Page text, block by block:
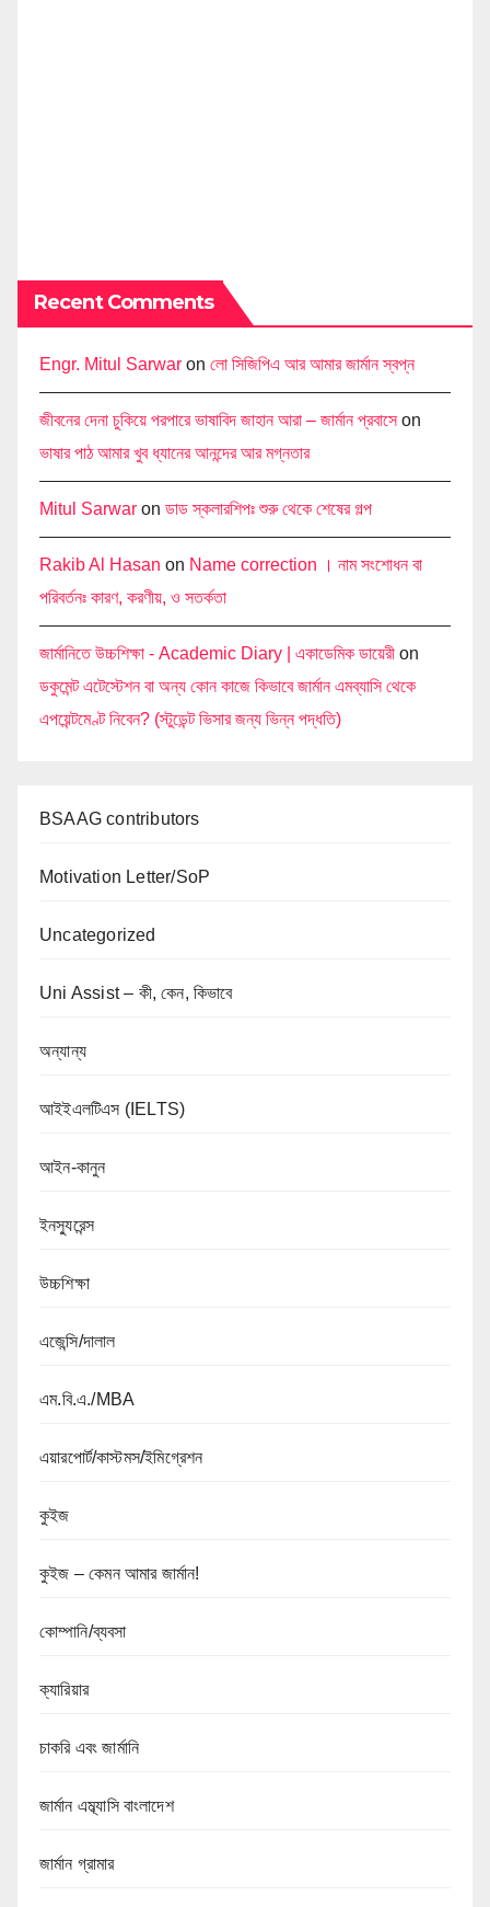
Recent Comments
Engr. Mitul Sarwar on লো সিজিপিএ আর আমার জার্মান স্বপ্ন
জীবনের দেনা চুকিয়ে পরপারে ভাষাবিদ জাহান আরা – জার্মান প্রবাসেon
ভাষার পাঠ আমার খুব ধ্যানের আনন্দের আর মগ্নতার
Mitul Sarwar on ডাড স্কলারশিপঃ শুরু থেকে শেষের গল্প
Rakib Al Hasan on Name correction । নাম সংশোধন বা
পরিবর্তনঃ কারণ, করণীয়, ও সতর্কতা
জার্মানিতে উচ্চশিক্ষা - Academic Diary | একাডেমিক ডায়েরী on
ডকুমেন্ট এটেস্টেশন বা অন্য কোন কাজে কিভাবে জার্মান এমব্যাসি থেকে
এপয়েন্টমেণ্ট নিবেন? (স্টুডেন্ট ভিসার জন্য ভিন্ন পদ্ধতি)
BSAAG contributors
Motivation Letter/SoP
Uncategorized
Uni Assist – কী, কেন, কিভাবে
অন্যান্য
আইইএলটিএস (IELTS)
আইন-কানুন
ইনস্যুরেন্স
উচ্চশিক্ষা
এজেন্সি/দালাল
এম.বি.এ./MBA
এয়ারপোর্ট/কাস্টমস/ইমিগ্রেশন
কুইজ
কুইজ – কেমন আমার জার্মান!
কোম্পানি/ব্যবসা
ক্যারিয়ার
চাকরি এবং জার্মানি
জার্মান এম্ব্যাসি বাংলাদেশ
জার্মান গ্রামার